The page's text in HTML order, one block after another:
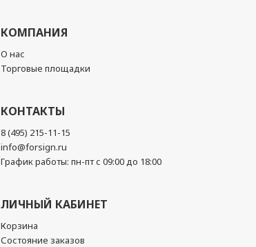
КОМПАНИЯ
О нас
Торговые площадки
КОНТАКТЫ
8 (495) 215-11-15
info@forsign.ru
График работы: пн-пт с 09:00 до 18:00
ЛИЧНЫЙ КАБИНЕТ
Корзина
Состояние заказов